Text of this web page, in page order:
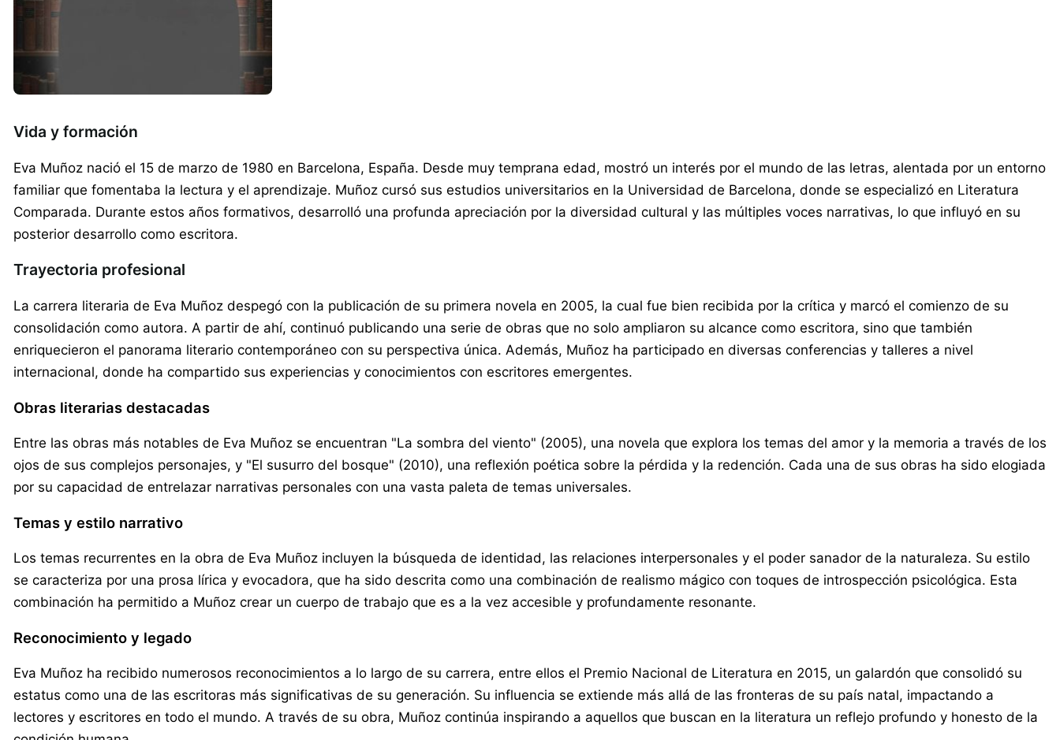
Vida y formación
Eva Muñoz nació el 15 de marzo de 1980 en Barcelona, España. Desde muy temprana edad, mostró un interés por el mundo de las letras, alentada por un entorno
familiar que fomentaba la lectura y el aprendizaje. Muñoz cursó sus estudios universitarios en la Universidad de Barcelona, donde se especializó en Literatura
Comparada. Durante estos años formativos, desarrolló una profunda apreciación por la diversidad cultural y las múltiples voces narrativas, lo que influyó en su
posterior desarrollo como escritora.
Trayectoria profesional
La carrera literaria de Eva Muñoz despegó con la publicación de su primera novela en 2005, la cual fue bien recibida por la crítica y marcó el comienzo de su
consolidación como autora. A partir de ahí, continuó publicando una serie de obras que no solo ampliaron su alcance como escritora, sino que también
enriquecieron el panorama literario contemporáneo con su perspectiva única. Además, Muñoz ha participado en diversas conferencias y talleres a nivel
internacional, donde ha compartido sus experiencias y conocimientos con escritores emergentes.
Obras literarias destacadas
Entre las obras más notables de Eva Muñoz se encuentran "La sombra del viento" (2005), una novela que explora los temas del amor y la memoria a través de los
ojos de sus complejos personajes, y "El susurro del bosque" (2010), una reflexión poética sobre la pérdida y la redención. Cada una de sus obras ha sido elogiada
por su capacidad de entrelazar narrativas personales con una vasta paleta de temas universales.
Temas y estilo narrativo
Los temas recurrentes en la obra de Eva Muñoz incluyen la búsqueda de identidad, las relaciones interpersonales y el poder sanador de la naturaleza. Su estilo
se caracteriza por una prosa lírica y evocadora, que ha sido descrita como una combinación de realismo mágico con toques de introspección psicológica. Esta
combinación ha permitido a Muñoz crear un cuerpo de trabajo que es a la vez accesible y profundamente resonante.
Reconocimiento y legado
Eva Muñoz ha recibido numerosos reconocimientos a lo largo de su carrera, entre ellos el Premio Nacional de Literatura en 2015, un galardón que consolidó su
estatus como una de las escritoras más significativas de su generación. Su influencia se extiende más allá de las fronteras de su país natal, impactando a
lectores y escritores en todo el mundo. A través de su obra, Muñoz continúa inspirando a aquellos que buscan en la literatura un reflejo profundo y honesto de la